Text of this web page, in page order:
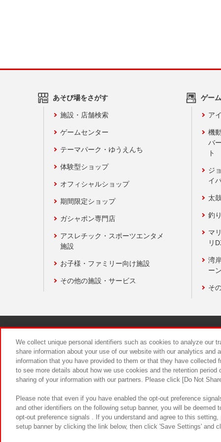
あそび場をさがす
施設・店舗検索
ゲームセンター
テーマパーク・ゆうえんち
体験型ショップ
オフィシャルショップ
期間限定ショップ
ガシャポン専門店
アスレチック・スポーツエンタメ
施設
お子様・ファミリー向け施設
その他の施設・サービス
ゲー
ア
機
バ
ト
ジ
イ
太
釣
マ
リ
湾
ー
そ
食品のご
We collect unique personal identifiers such as cookies to analyze our
share information about your use of our website with our analytics and
information that you have provided to them or that they have
to see more details about how we use cookies and the retention
sharing of your information with our partners. Please click [Do Not
Please note that even if you have enabled the opt-out preference
and other identifiers on the following setup banner, you will be
opt-out preference signals . If you understand and agree to this
setup banner by clicking the link below, then click 'Save Settings' and